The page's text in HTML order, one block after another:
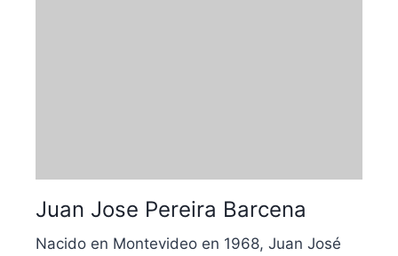
Juan Jose Pereira Barcena
Nacido en Montevideo en 1968, Juan José